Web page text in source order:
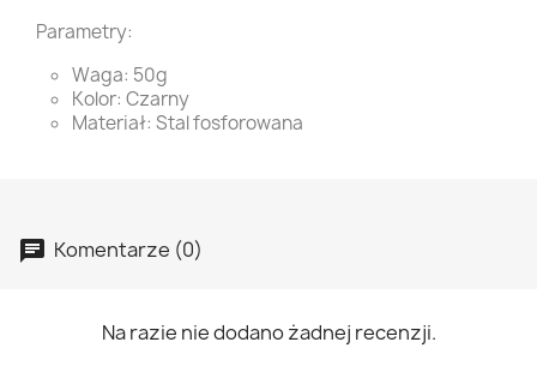
Parametry:
Waga: 50g
Kolor: Czarny
Materiał: Stal fosforowana
Komentarze (0)
Na razie nie dodano żadnej recenzji.